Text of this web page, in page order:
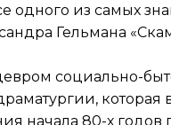
одного из самых
Гельмана
социально-
начала 80-х годов